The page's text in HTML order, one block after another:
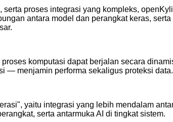
proses integrasi yang kompleks,
antara model dan perangkat keras,
proses komputasi dapat berjalan secara
— menjamin performa sekaligus proteksi data.
yaitu integrasi yang lebih mendalam
serta antarmuka AI di tingkat sistem.